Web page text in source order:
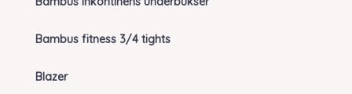
Bambus fitness 3/4 tights
Blazer